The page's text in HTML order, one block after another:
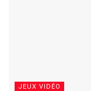
JEUX VIDÉO